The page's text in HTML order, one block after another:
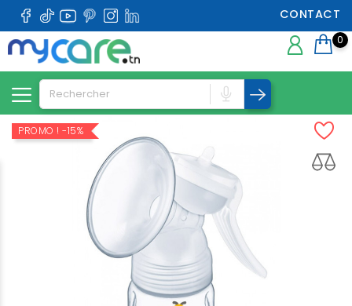
CONTACT
0
PROMO ! -15%